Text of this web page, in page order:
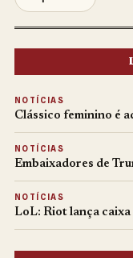
NOTÍCIAS
Clássico feminino é
NOTÍCIAS
Embaixadores de
NOTÍCIAS
LoL: Riot lança